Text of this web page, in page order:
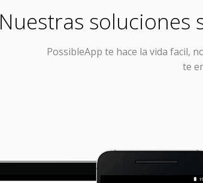
Nuestras soluciones
PossibleApp te hace la vida facil,
te